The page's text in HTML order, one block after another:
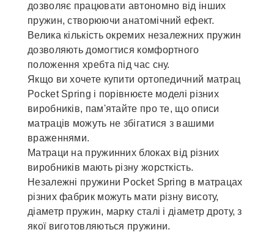
дозволяє працювати автономно від інших
пружин, створюючи анатомічний ефект.
Велика кількість окремих незалежних пружин
дозволяють домогтися комфортного
положення хребта під час сну.
Якщо ви хочете купити ортопедичний матрац
Pocket Spring і порівнюєте моделі різних
виробників, пам'ятайте про те, що описи
матраців можуть не збігатися з вашими
враженнями.
Матраци на пружинних блоках від різних
виробників мають різну жорсткість.
Незалежні пружини Pocket Spring в матрацах
різних фабрик можуть мати різну висоту,
діаметр пружин, марку сталі і діаметр дроту, з
якої виготовляються пружини.